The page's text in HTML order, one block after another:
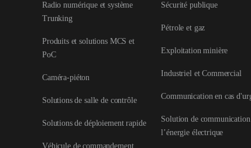
Radio numérique et système
Trunking
Produits et solutions MCS et
PoC
Caméra-piéton
Solutions de salle de contrôle
Solutions de déploiement rapide
Véhicule de commandement
Sécurité publique
Pétrole et gaz
Exploitation minière
Industriel et Commercial
Communication en cas
Solution de communication
l’énergie électrique